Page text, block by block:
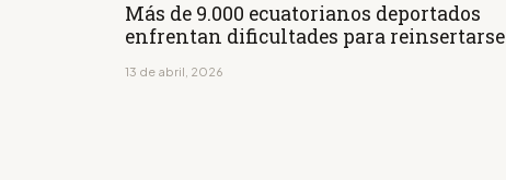
Más de 9.000 ecuatorianos deportados
enfrentan dificultades para reinsertarse
13 de abril, 2026